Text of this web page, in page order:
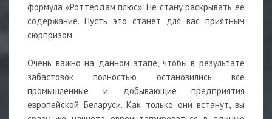
формула «Роттердам плюс». Не стану раскрывать ее
содержание. Пусть это станет для вас приятным
сюрпризом.
Очень важно на данном этапе, чтобы в результате
забастовок полностью остановились все
промышленные и добывающие предприятия
европейской Беларуси. Как только они встанут, вы